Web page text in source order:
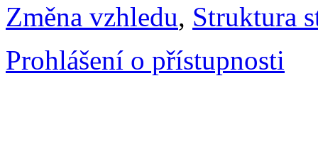
Změna vzhledu, Struktura
Prohlášení o přístupnosti